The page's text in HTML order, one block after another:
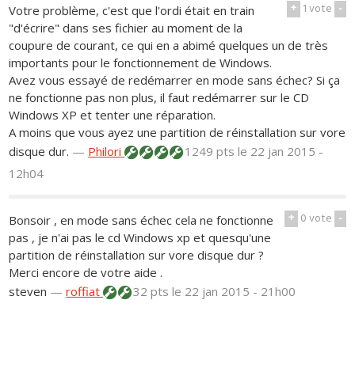
+ 1vote -
Votre problème, c'est que l'ordi était en train
"d'écrire" dans ses fichier au moment de la
coupure de courant, ce qui en a abimé quelques un de très
importants pour le fonctionnement de Windows.
Avez vous essayé de redémarrer en mode sans échec? Si ça
ne fonctionne pas non plus, il faut redémarrer sur le CD
Windows XP et tenter une réparation.
A moins que vous ayez une partition de réinstallation sur vore
disque dur. — Philori 1249 ptsle 22 jan 2015 -
12h04
+ 0vote -
Bonsoir , en mode sans échec cela ne fonctionne
pas , je n'ai pas le cd Windows xp et quesqu'une
partition de réinstallation sur vore disque dur ?
Merci encore de votre aide .
steven —roffiat 32 ptsle 22 jan 2015 - 21h00